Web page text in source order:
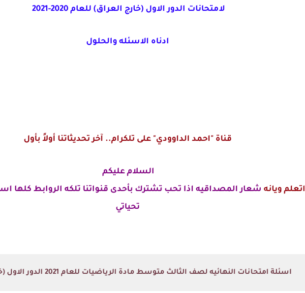
لامتحانات الدور الاول (خارج العراق) للعام 2020-2021
ادناه الاسئله والحلول
قناة "احمد الداوودي" على تلكرام.. آخر تحديثاتنا أولاً بأول
السلام عليكم
اتعلم ويانه شعار المصداقيه اذا تحب تشترك بأحدى قنواتنا تلكه الروابط كلها
تحياتي
اسئلة امتحانات النهائيه لصف الثالث متوسط مادة الرياضيات للعام 2021 الدور الاول (خارج القطر)